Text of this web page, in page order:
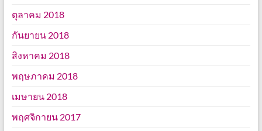
ตุลาคม 2018
กันยายน 2018
สิงหาคม 2018
พฤษภาคม 2018
เมษายน 2018
พฤศจิกายน 2017